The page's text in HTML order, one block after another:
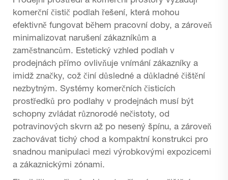
komerční čistič podlah řešení, která mohou
efektivně fungovat během pracovní doby, a zároveň
minimalizovat narušení zákazníkům a
zaměstnancům. Estetický vzhled podlah v
prodejnách přímo ovlivňuje vnímání zákazníky a
imidž značky, což činí důsledné a důkladné čištění
nezbytným. Systémy komerčních čisticích
prostředků pro podlahy v prodejnách musí být
schopny zvládat různorodé nečistoty, od
potravinových skvrn až po nesený špínu, a zároveň
zachovávat tichý chod a kompaktní konstrukci pro
snadnou manipulaci mezi výrobkovými expozicemi
a zákaznickými zónami.